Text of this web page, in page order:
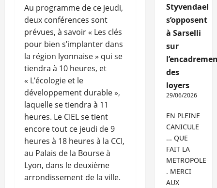
Au programme de ce jeudi,
deux conférences sont
prévues, à savoir « Les clés
pour bien s’implanter dans
la région lyonnaise » qui se
tiendra à 10 heures, et
« L’écologie et le
développement durable »,
laquelle se tiendra à 11
heures. Le CIEL se tient
encore tout ce jeudi de 9
heures à 18 heures à la CCI,
au Palais de la Bourse à
Lyon, dans le deuxième
arrondissement de la ville.
Styvendael
s’opposent
à Sarselli
sur
des
loyers
29/06/2026
EN PLEINE
CANICULE
... QUE
FAIT LA
METROPOLE
. MERCI
AUX